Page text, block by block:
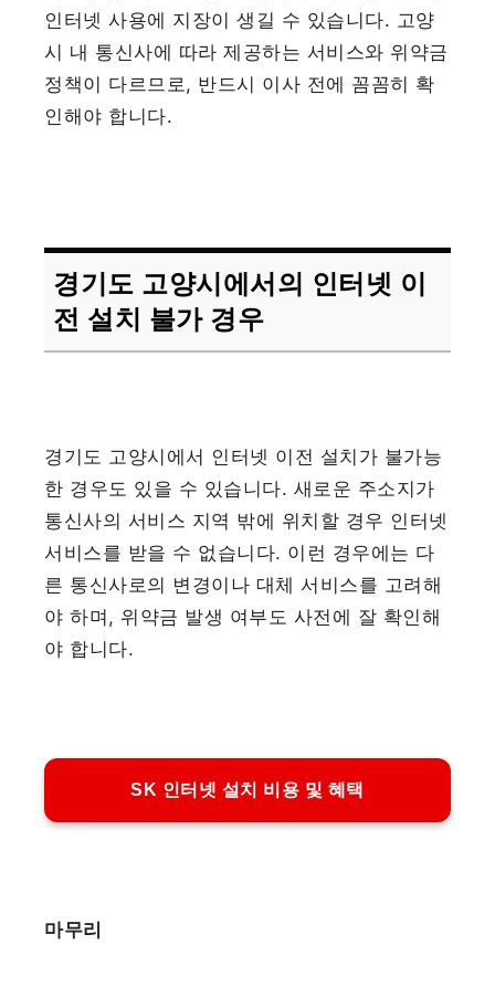
인터넷 사용에 지장이 생길 수 있습니다. 고양
시 내 통신사에 따라 제공하는 서비스와 위약금
정책이 다르므로, 반드시 이사 전에 꼼꼼히 확
인해야 합니다.
경기도 고양시에서의 인터넷 이
전 설치 불가 경우
경기도 고양시에서 인터넷 이전 설치가 불가능
한 경우도 있을 수 있습니다. 새로운 주소지가
통신사의 서비스 지역 밖에 위치할 경우 인터넷
서비스를 받을 수 없습니다. 이런 경우에는 다
른 통신사로의 변경이나 대체 서비스를 고려해
야 하며, 위약금 발생 여부도 사전에 잘 확인해
야 합니다.
SK 인터넷 설치 비용 및 혜택
마무리